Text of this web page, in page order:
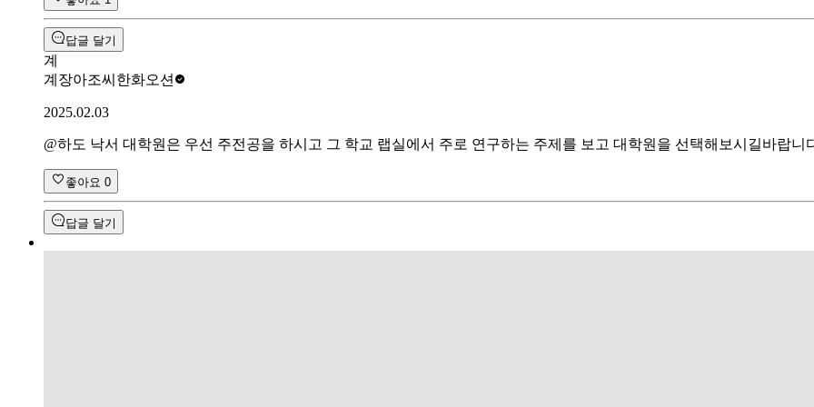
답글 달기
계
계장아조씨 한화오션
2025.02.03
@하도 낙서 대학원은 우선 주전공을 하시고 그 학교 랩실에서 주로 연구하는 주제를 보고 대학원을 선택해보시길바랍니
좋아요 0
답글 달기